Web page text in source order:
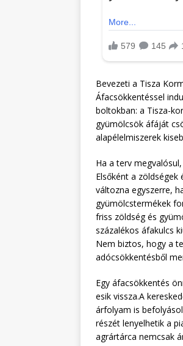
Bevezeti a Tisza
Áfacsökkentéssel
boltokban: a Tisza-
gyümölcsök áfáját
alapélelmiszerek
Ha a terv
Elsőként a
változna egyszerre,
gyümölcstermékek
friss zöldség és
százalékos áfakulcs
Nem biztos, hogy a
adócsökkentésből
Egy áfacsökkentés
esik vissza.A
árfolyam is
részét lenyelhetik a
agrártárca nemcsak